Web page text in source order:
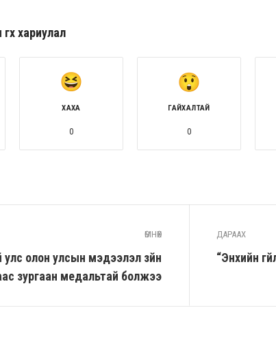
хариулал
ХАХА
0
ГАЙХАЛТАЙ
0
ӨМНӨХ
олон улсын мэдээлэл зүйн
зургаан медальтай болжээ
ДАРААХ
“Энхийн